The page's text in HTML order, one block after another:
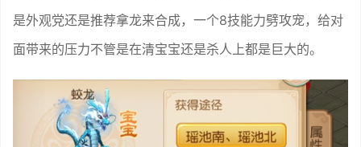
是外观党还是推荐拿龙来合成，一个8技能力劈攻宠，给对
面带来的压力不管是在清宝宝还是杀人上都是巨大的。